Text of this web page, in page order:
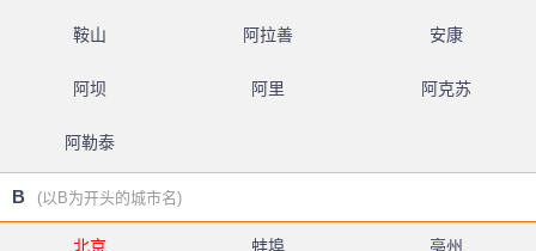
鞍山 阿拉善 安康
阿坝 阿里 阿克苏
阿勒泰
B (以B为开头的城市名)
北京 蚌埠 亳州